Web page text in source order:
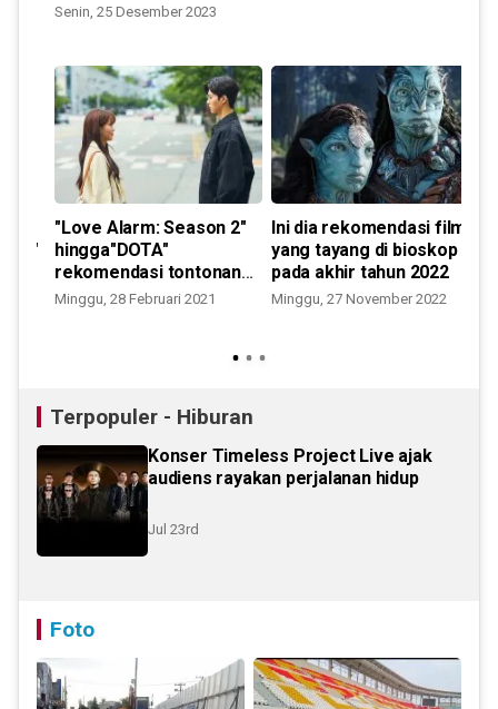
Senin, 25 Desember 2023
"Love Alarm: Season 2"
hingga"DOTA"
rekomendasi tontonan
bulan Maret
Minggu, 28 Februari 2021
Ini dia rekomendasi film
yang tayang di bioskop
pada akhir tahun 2022
Minggu, 27 November 2022
Terpopuler - Hiburan
Konser Timeless Project Live ajak
audiens rayakan perjalanan hidup
Jul 23rd
Foto